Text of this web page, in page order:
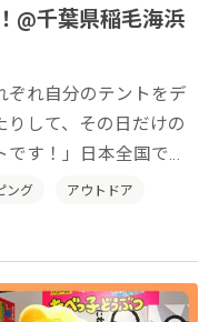
@千葉県稲毛海浜
ぞれ自分のテントをデ
りして、その日だけの
す！」日本全国でそ
ン」を開催していき
ング アウトドア